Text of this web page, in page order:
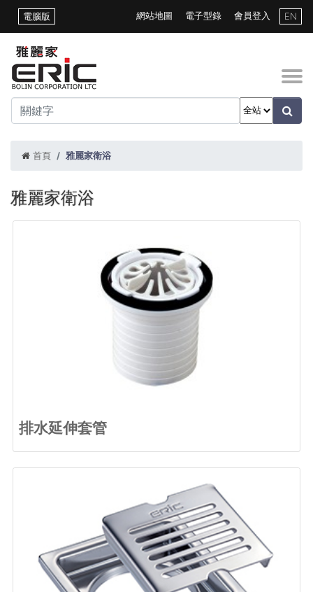
電腦版 網站地圖 電子型錄 會員登入 EN
首頁 雅麗家衛浴
雅麗家衛浴
排水延伸套管